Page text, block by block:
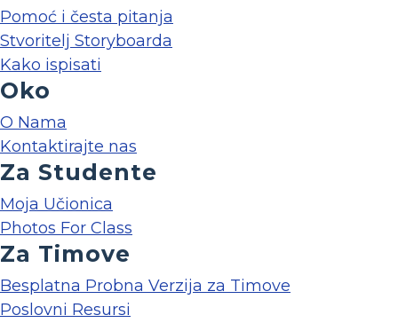
Pomoć i česta pitanja
Stvoritelj Storyboarda
Kako ispisati
Oko
O Nama
Kontaktirajte nas
Za Studente
Moja Učionica
Photos For Class
Za Timove
Besplatna Probna Verzija za Timove
Poslovni Resursi